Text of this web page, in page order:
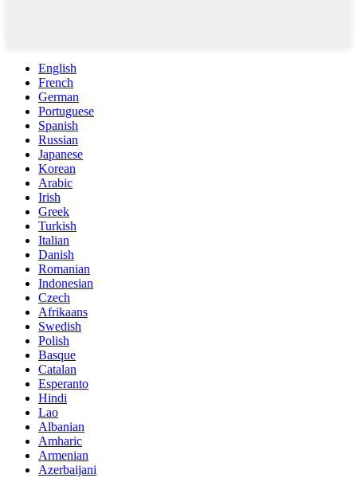
English
French
German
Portuguese
Spanish
Russian
Japanese
Korean
Arabic
Irish
Greek
Turkish
Italian
Danish
Romanian
Indonesian
Czech
Afrikaans
Swedish
Polish
Basque
Catalan
Esperanto
Hindi
Lao
Albanian
Amharic
Armenian
Azerbaijani